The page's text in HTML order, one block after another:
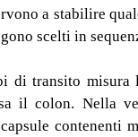
a stabilire
scelti in
di transito
il colon. Nella
contenenti